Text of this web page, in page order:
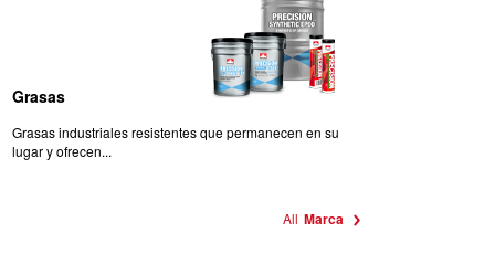
Grasas
Grasas industriales resistentes que permanecen en su
lugar y ofrecen...
All Marca